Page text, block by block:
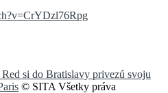
si do Bratislavy privezú svoju
© SITA Všetky práva